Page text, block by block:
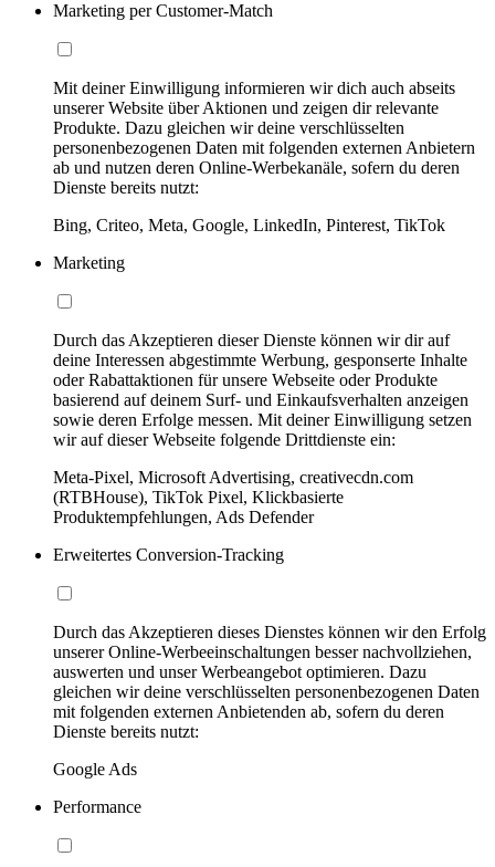
Marketing per Customer-Match
Mit deiner Einwilligung informieren wir dich auch abseits
unserer Website über Aktionen und zeigen dir relevante
Produkte. Dazu gleichen wir deine verschlüsselten
personenbezogenen Daten mit folgenden externen Anbietern
ab und nutzen deren Online-Werbekanäle, sofern du deren
Dienste bereits nutzt:
Bing, Criteo, Meta, Google, LinkedIn, Pinterest, TikTok
Marketing
Durch das Akzeptieren dieser Dienste können wir dir auf
deine Interessen abgestimmte Werbung, gesponserte Inhalte
oder Rabattaktionen für unsere Webseite oder Produkte
basierend auf deinem Surf- und Einkaufsverhalten anzeigen
sowie deren Erfolge messen. Mit deiner Einwilligung setzen
wir auf dieser Webseite folgende Drittdienste ein:
Meta-Pixel, Microsoft Advertising, creativecdn.com
(RTBHouse), TikTok Pixel, Klickbasierte
Produktempfehlungen, Ads Defender
Erweitertes Conversion-Tracking
Durch das Akzeptieren dieses Dienstes können wir den Erfolg
unserer Online-Werbeeinschaltungen besser nachvollziehen,
auswerten und unser Werbeangebot optimieren. Dazu
gleichen wir deine verschlüsselten personenbezogenen Daten
mit folgenden externen Anbietenden ab, sofern du deren
Dienste bereits nutzt:
Google Ads
Performance